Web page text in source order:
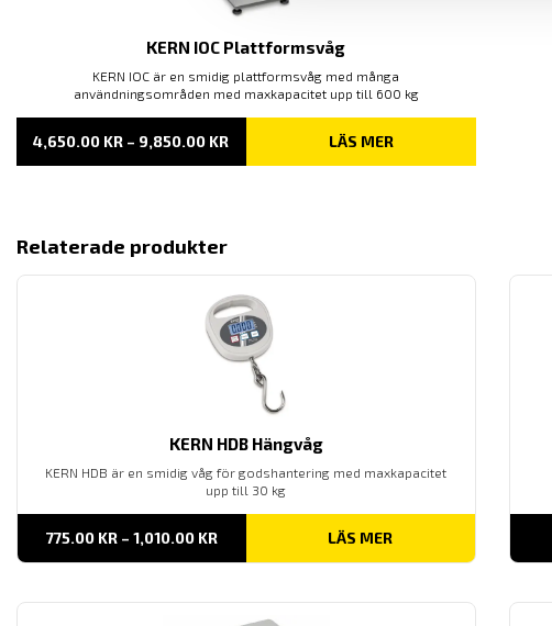
KERN IOC Plattformsvåg
KERN IOC är en smidig plattformsvåg med många
användningsområden med maxkapacitet upp till 600 kg
4,650.00 KR – 9,850.00 KRPRISINTERVALL:
TILL
LÄS MER
Relaterade produkter
KERN HDB Hängvåg
KERN HDB är en smidig våg för godshantering med maxkapacitet
upp till 30 kg
775.00 KR – 1,010.00 KRPRISINTERVALL:
TILL
LÄS MER